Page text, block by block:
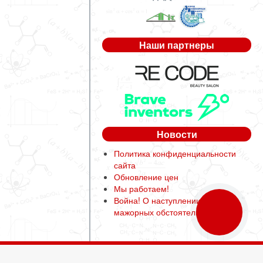
Наши партнеры
Новости
Политика конфиденциальности
сайта
Обновление цен
Мы работаем!
Война! О наступлении форс-
мажорных обстоятельств